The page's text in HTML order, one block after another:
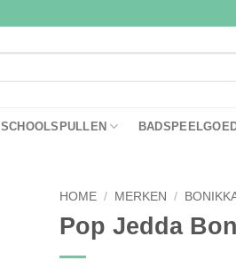
SCHOOLSPULLEN
HOME / MERKEN /
Pop Jedda